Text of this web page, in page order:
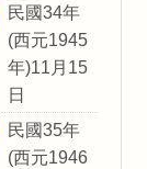
民國34年
(西元1945
年)11月15
日
民國35年
(西元1946